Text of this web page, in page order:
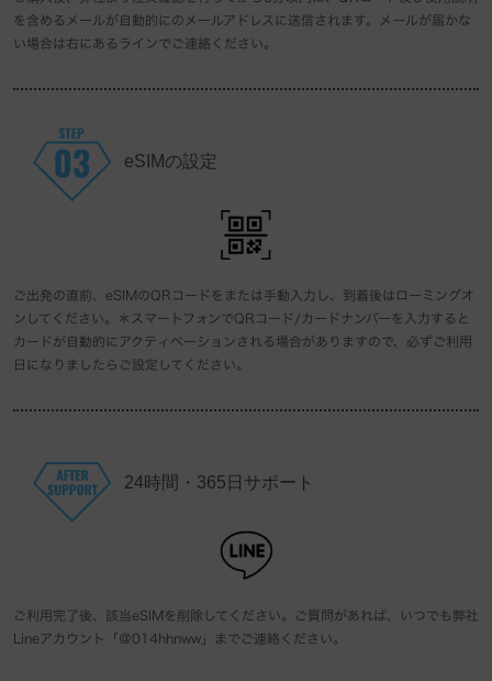
を含めるメールが自動的にのメールアドレスに送信されます。メールが届かな
い場合は右にあるラインでご連絡ください。
eSIMの設定
ご出発の直前、eSIMのQRコードをまたは手動入力し、到着後はローミングオ
ンしてください。＊スマートフォンでQRコード/カードナンバーを入力すると
カードが自動的にアクティベーションされる場合がありますので、必ずご利用
日になりましたらご設定してください。
24時間・365日サポート
ご利用完了後、該当eSIMを削除してください。ご質問があれば、いつでも弊社
Lineアカウント「＠014hhnww」までご連絡ください。